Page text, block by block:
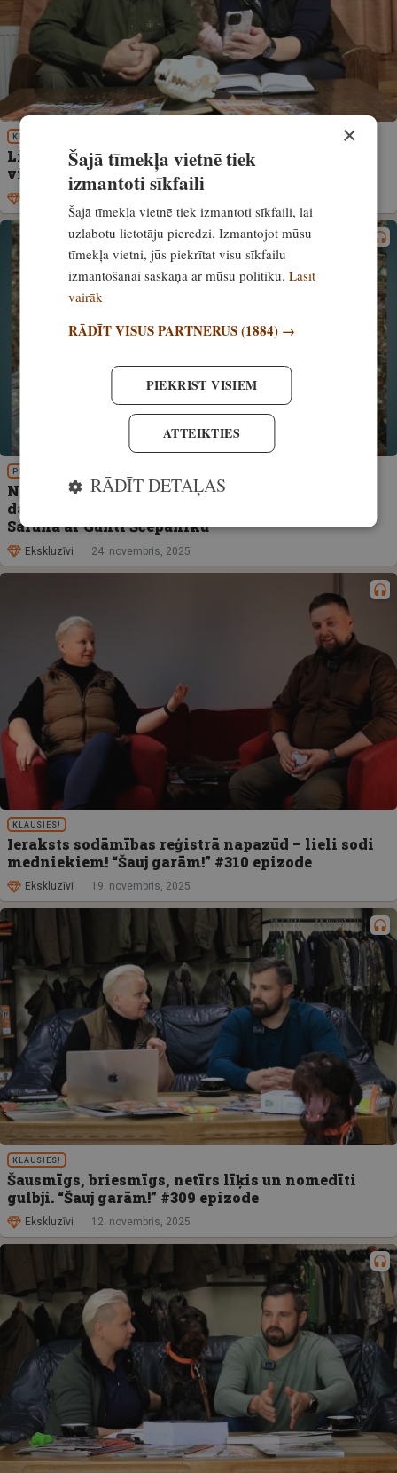
KLAUSIES!
Likums nav mētelītis, ko virināt, ja gribi šaut
visu, kas kustās. “Šauj garām!” #311 epizode
PIEREDZE
Noklausies! Izzini medību nozīmi un uzzini par
dažādiem medību infrastruktūras objektiem.
Saruna ar Gunti Ščepaniku
Ekskluzīvi 24. novembris, 2025
KLAUSIES!
Ieraksts sodāmības reģistrā napazūd – lieli sodi
medniekiem! “Šauj garām!” #310 epizode
Ekskluzīvi 19. novembris, 2025
KLAUSIES!
Šausmīgs, briesmīgs, netīrs līķis un nomedīti
gulbji. “Šauj garām!” #309 epizode
Ekskluzīvi 12. novembris, 2025
×
Šajā tīmekļa vietnē tiek
izmantoti sīkfaili
Šajā tīmekļa vietnē tiek izmantoti sīkfaili, lai
uzlabotu lietotāju pieredzi. Izmantojot mūsu
tīmekļa vietni, jūs piekrītat visu sīkfailu
izmantošanai saskaņā ar mūsu politiku.Lasīt
vairāk
RĀDĪT VISUS PARTNERUS(1884) →
PIEKRIST VISIEM
ATTEIKTIES
RĀDĪT DETAĻAS